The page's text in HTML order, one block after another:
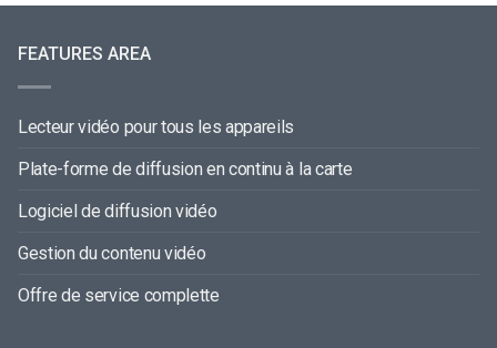
FEATURES AREA
Lecteur vidéo pour tous les appareils
Plate-forme de diffusion en continu à la carte
Logiciel de diffusion vidéo
Gestion du contenu vidéo
Offre de service complette